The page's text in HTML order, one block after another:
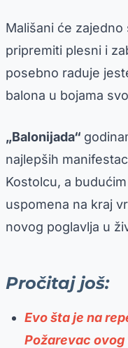
Mališani će
pripremiti plesni i
posebno raduje
balona u bojama
„Balonijada“
najlepših
Kostolcu, a
uspomena na kraj
novog poglavlja u
Pročitaj još:
Evo šta je na
Požarevac ovog